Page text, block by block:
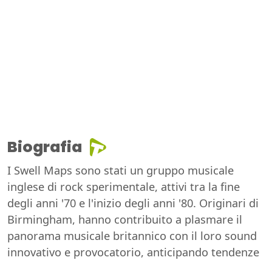
Biografia
I Swell Maps sono stati un gruppo musicale
inglese di rock sperimentale, attivi tra la fine
degli anni '70 e l'inizio degli anni '80. Originari di
Birmingham, hanno contribuito a plasmare il
panorama musicale britannico con il loro sound
innovativo e provocatorio, anticipando tendenze